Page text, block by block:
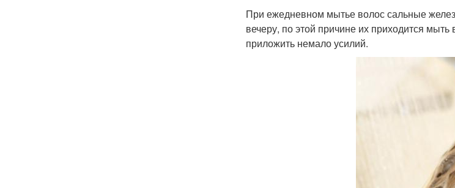
При ежедневном мытье волос сальные
вечеру, по этой причине их приходится
приложить немало усилий.